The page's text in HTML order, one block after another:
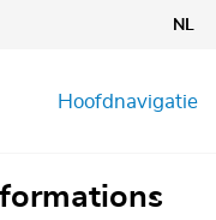
NL
Hoofdnavigatie